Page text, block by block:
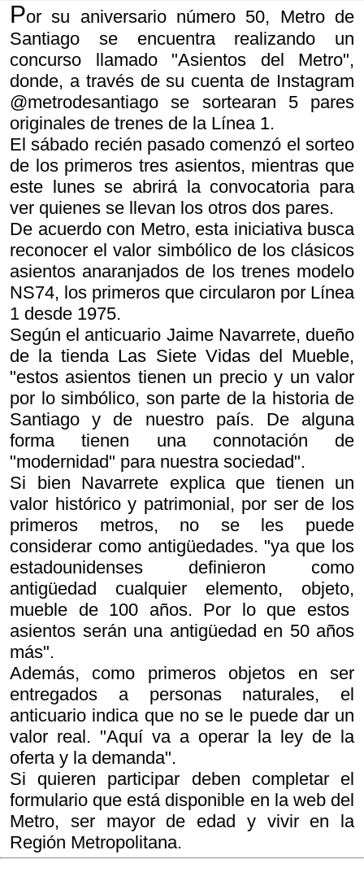
Por su aniversario número 50, Metro de
Santiago se encuentra realizando un
concurso llamado "Asientos del Metro",
donde, a través de su cuenta de Instagram
@metrodesantiago se sortearan 5 pares
originales de trenes de la Línea 1.
El sábado recién pasado comenzó el sorteo
de los primeros tres asientos, mientras que
este lunes se abrirá la convocatoria para
ver quienes se llevan los otros dos pares.
De acuerdo con Metro, esta iniciativa busca
reconocer el valor simbólico de los clásicos
asientos anaranjados de los trenes modelo
NS74, los primeros que circularon por Línea
1 desde 1975.
Según el anticuario Jaime Navarrete, dueño
de la tienda Las Siete Vidas del Mueble,
"estos asientos tienen un precio y un valor
por lo simbólico, son parte de la historia de
Santiago y de nuestro país. De alguna
forma tienen una connotación de
"modernidad" para nuestra sociedad".
Si bien Navarrete explica que tienen un
valor histórico y patrimonial, por ser de los
primeros metros, no se les puede
considerar como antigüedades. "ya que los
estadounidenses definieron como
antigüedad cualquier elemento, objeto,
mueble de 100 años. Por lo que estos
asientos serán una antigüedad en 50 años
más".
Además, como primeros objetos en ser
entregados a personas naturales, el
anticuario indica que no se le puede dar un
valor real. "Aquí va a operar la ley de la
oferta y la demanda".
Si quieren participar deben completar el
formulario que está disponible en la web del
Metro, ser mayor de edad y vivir en la
Región Metropolitana.